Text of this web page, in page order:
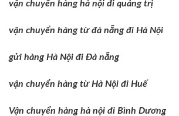
vận chuyển hàng hà nội đi quảng trị
vận chuyển hàng từ đà nẵng đi Hà Nội
gửi hàng Hà Nội đi Đà nẵng
vận chuyển hàng từ Hà Nội đi Huế
Vận chuyển hàng hà nội đi Bình Dương